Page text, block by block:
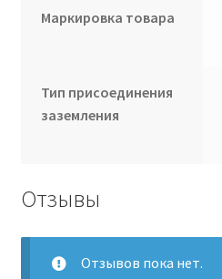
Маркировка товара
Тип присоединения
заземления
Отзывы
Отзывов пока нет.